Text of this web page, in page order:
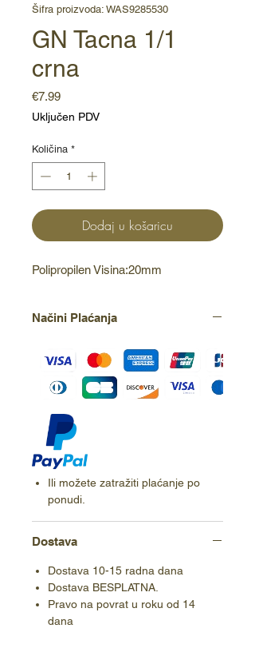
Šifra proizvoda: WAS9285530
GN Tacna 1/1
crna
€7.99Cijena
Uključen PDV
Količina *
Dodaj u košaricu
Polipropilen Visina:20mm
Načini Plaćanja
Ili možete zatražiti plaćanje po
ponudi.
Dostava
Dostava 10-15 radna dana
Dostava BESPLATNA.
Pravo na povrat u roku od 14
dana